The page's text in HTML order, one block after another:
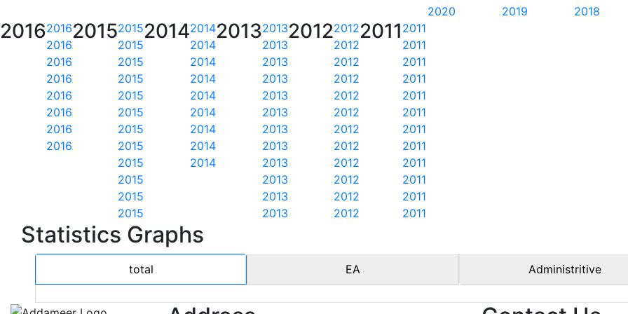
2020
2019
2018
20162016
2016
2016
2016
2016
2016
2016
2016
20152015
2015
2015
2015
2015
2015
2015
2015
2015
2015
2015
2015
20142014
2014
2014
2014
2014
2014
2014
2014
2014
20132013
2013
2013
2013
2013
2013
2013
2013
2013
2013
2013
2013
20122012
2012
2012
2012
2012
2012
2012
2012
2012
2012
2012
2012
2011 2011
2011
2011
2011
2011
2011
2011
2011
2011
2011
2011
2011
Statistics Graphs
total EA Administritive